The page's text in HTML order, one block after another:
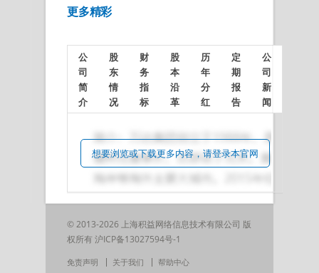
更多精彩
公
司
简
介
股
东
情
况
财
务
指
标
股
本
沿
革
历
年
分
红
定
期
报
告
公
司
新
闻
想要浏览或下载更多内容，请登录本官网
© 2013-2026 上海积益网络信息技术有限公司 版
权所有沪ICP备13027594号-1
免责声明 关于我们 帮助中心